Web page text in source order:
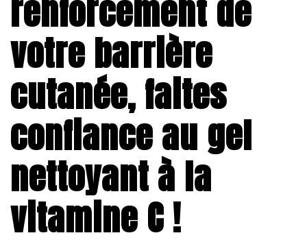
renforcement de
votre barrière
cutanée, faites
confiance au gel
nettoyant à la
vitamine C !